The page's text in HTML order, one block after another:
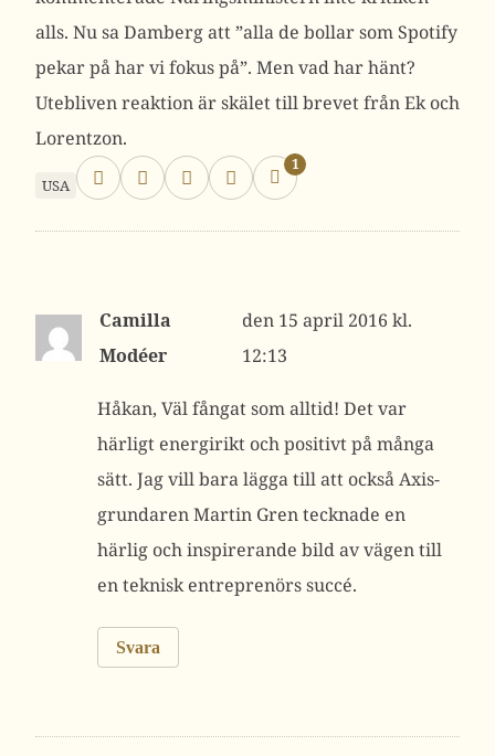
alls. Nu sa Damberg att ”alla de bollar som Spotify
pekar på har vi fokus på”. Men vad har hänt?
Utebliven reaktion är skälet till brevet från Ek och
Lorentzon.
USA
1
Camilla
Modéer
15 april 2016 kl.
12:13
Håkan, Väl fångat som alltid! Det var
härligt energirikt och positivt på många
sätt. Jag vill bara lägga till att också Axis-
grundaren Martin Gren tecknade en
härlig och inspirerande bild av vägen till
en teknisk entreprenörs succé.
Svara